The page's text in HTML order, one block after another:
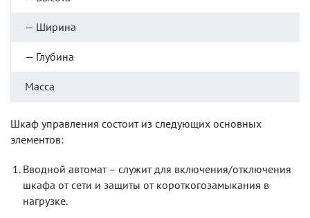
— Ширина
— Глубина
Масса
Шкаф управления состоит из следующих основных
элементов:
Вводной автомат – служит для включения/отключения
шкафа от сети и защиты от короткогозамыкания в
нагрузке.